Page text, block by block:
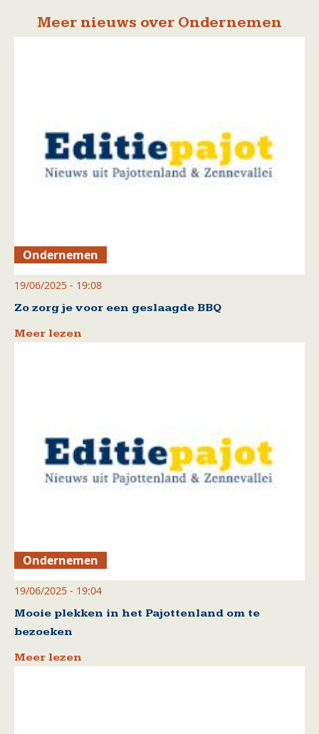
Meer nieuws over Ondernemen
Ondernemen
19/06/2025 - 19:08
Zo zorg je voor een geslaagde BBQ
Meer lezen
Ondernemen
19/06/2025 - 19:04
Mooie plekken in het Pajottenland om te
bezoeken
Meer lezen